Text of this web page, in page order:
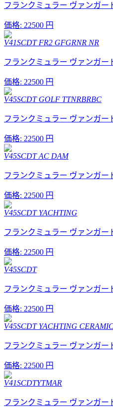
フランクミュラー ヴァンガー
価格: 22500 円
V41SCDT FR2 GFGRNR NR
フランクミュラー ヴァンガー
価格: 22500 円
V45SCDT GOLF TTNRBRBC
フランクミュラー ヴァンガー
価格: 22500 円
V45SCDT AC DAM
フランクミュラー ヴァンガー
価格: 22500 円
V45SCDT YACHTING
フランクミュラー ヴァンガー
価格: 22500 円
V45SCDT
フランクミュラー ヴァンガー
価格: 22500 円
V45SCDT YACHTING
フランクミュラー ヴァンガー
価格: 22500 円
V41SCDTYTMAR
フランクミュラー ヴァンガー